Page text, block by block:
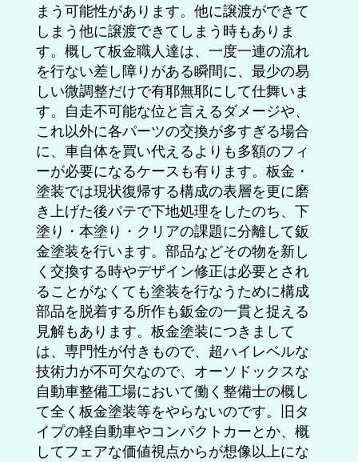
まう可能性があります。他に譲渡ができて
しまう他に譲渡できてしまう時もありま
す。概して板金職人達は、一度一連の流れ
を行ない差し障りがある瞬間に、最少の易
しい微調整だけで有耶無耶にして仕舞いま
す。自走不可能な位と言えるダメージや、
これ以外に各パーツの交換が多すぎる場合
に、車自体を買い代えるよりも多額のフィ
ーが必要になるケースも有ります。板金・
塗装では現状復帰する構成の表層を更に磨
き上げた後パテで下地処理をしたのち、下
塗り・本塗り・クリアの課題に分離して鈑
金塗装を行います。部品などその物を新し
く交換する時やデザイン修正は必要とされ
ることがなくても塗装を行なうために構成
部品を脱着する所作も鈑金の一貫と捉える
見解もあります。板金塗装につきまして
は、専門性が付きもので、超ハイレベルな
技術力が不可欠なので、オーソドックスな
自動車整備工場において働く整備士の概し
て全く板金塗装等をやらないのです。旧タ
イプの軽自動車やコンパクトカーとか、概
してフェアな価値視点からが想像以上にな